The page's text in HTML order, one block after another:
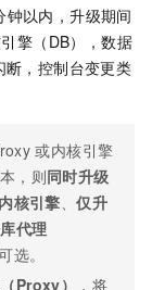
以内，升级期间
擎（DB），数据
断，控制台变更类
或内核引擎
，则同时升级
核引擎、仅升
代理
选。
Proxy）
，将